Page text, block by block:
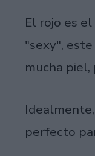
El rojo es
"sexy",
mucha
perfecto